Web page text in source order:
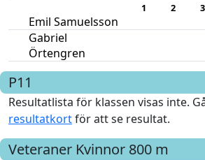
1 2 3
Emil Samuelsson
Gabriel
Örtengren
P11
Resultatlista för klassen visas inte.
resultatkortför att se resultat.
Veteraner Kvinnor 800 m